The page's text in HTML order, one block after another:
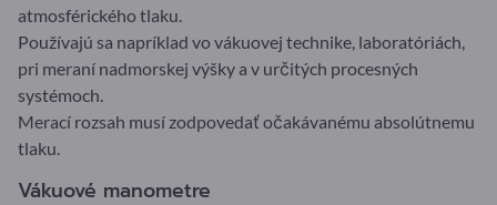
atmosférického tlaku.
Používajú sa napríklad vo vákuovej technike, laboratóriách,
pri meraní nadmorskej výšky a v určitých procesných
systémoch.
Merací rozsah musí zodpovedať očakávanému absolútnemu
tlaku.
Vákuové manometre